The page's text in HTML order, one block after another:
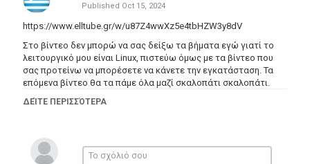
Published Oct 15, 2024
https://www.elltube.gr/w/u87Z4wwXz5e4tbHZW3y8dV
Στο βίντεο δεν μπορώ να σας δείξω τα βήματα εγώ γιατί το
λειτουργικό μου είναι Linux, πιστεύω όμως με τα βίντεο που
σας προτείνω να μπορέσετε να κάνετε την εγκατάσταση. Τα
επόμενα βίντεο θα τα πάμε όλα μαζί σκαλοπάτι σκαλοπάτι.
Ευχαριστώ.!!!
Εδώ είναι πως να το κάνετε εγκατάσταση >>>
ΔΕΊΤΕ ΠΕΡΙΣΣΌΤΕΡΑ